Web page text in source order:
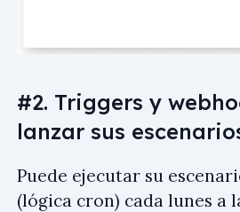
#2. Triggers y
lanzar sus
Puede ejecutar su
(lógica cron) cada lunes a